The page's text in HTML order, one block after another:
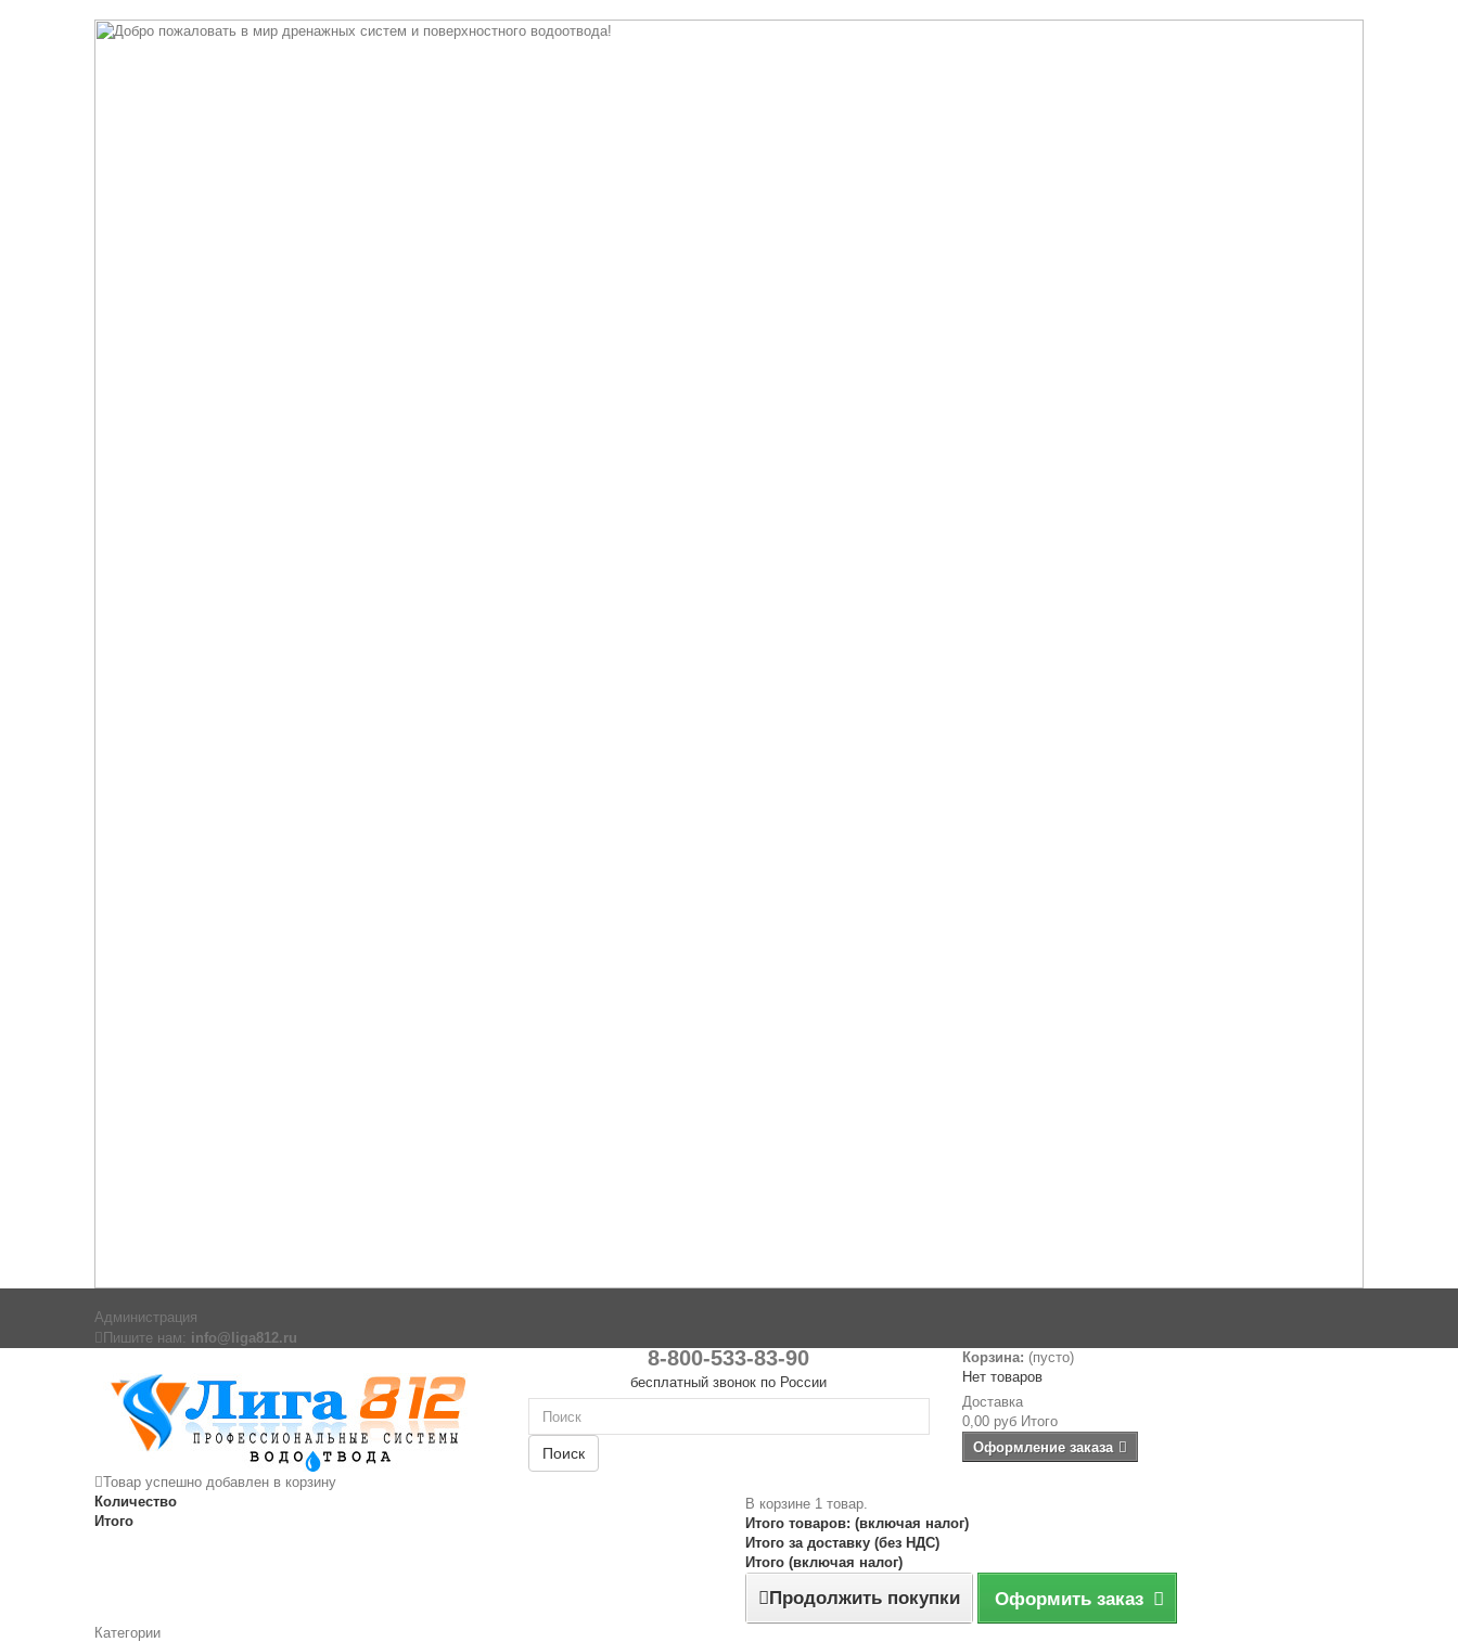
Администрация
Пишите нам: info@liga812.ru
8-800-533-83-90
бесплатный звонок по России
Поиск
Корзина: (пусто)
Нет товаров
Доставка
0,00 руб Итого
Оформление заказа
Товар успешно добавлен в корзину
Количество
Итого
В корзине 1 товар.
Итого товаров: (включая налог)
Итого за доставку (без НДС)
Итого (включая налог)
Продолжить покупки Оформить заказ
Категории